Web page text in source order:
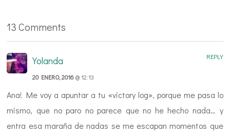
13 Comments
Yolanda
20 ENERO, 2016@ 12:13
Ana! Me voy a apuntar a tu «victory log», porque me pasa lo
mismo, que no paro no parece que no he hecho nada… y
entra esa maraña de nadas se me escapan momentos que
REPLY